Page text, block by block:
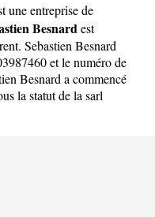
uneentreprise de
Besnardest
Sebastien Besnard
et le numéro de
Besnard a commencé
la statut de la sarl